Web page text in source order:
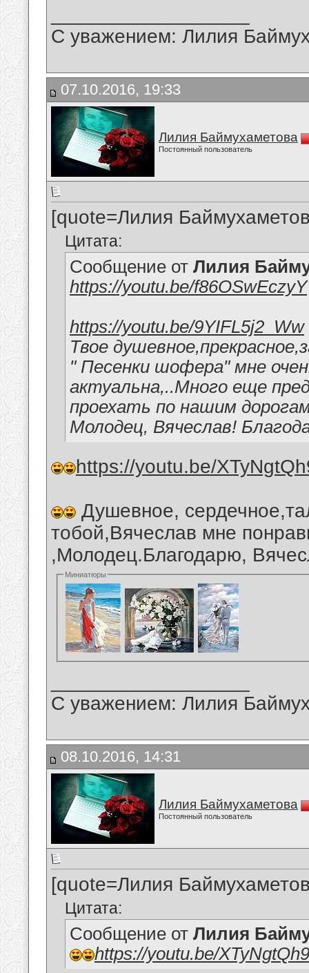
С уважением: Лилия
07.10.2016, 19:33
Лилия Баймухаметова
Постоянный пользователь
[quote=Лилия
Цитата:
Сообщение от Лилия
https://youtu.be/f86OSwEczyY
https://youtu.be/9YIFL5j2_Ww
Твое
" Песенки шофера" мне
актуальна,..Много еще
проехать по нашим
Молодец, Вячеслав!
https://youtu.be/
Душевное,
тобой,Вячеслав мне
,Молодец.Благодарю,
Миниатюры
С уважением: Лилия
08.10.2016, 14:31
Лилия Баймухаметова
Постоянный пользователь
[quote=Лилия
Цитата:
Сообщение от Лилия
https://youtu.be/